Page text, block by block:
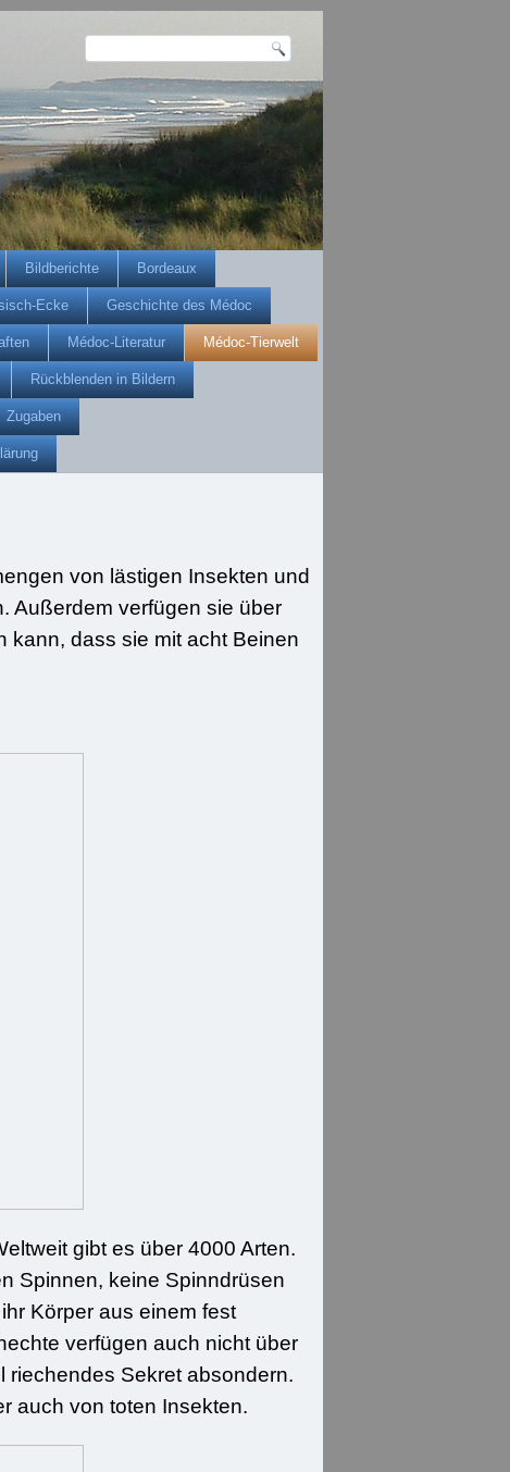
Bildberichte Bordeaux
Ecke Geschichte des Médoc
Médoc-Literatur Médoc-Tierwelt
Rückblenden in Bildern
Zugaben
von lästigen Insekten und
Außerdem verfügen sie über
kann, dass sie mit acht Beinen
gibt es über 4000 Arten.
Spinnen, keine Spinndrüsen
Körper aus einem fest
verfügen auch nicht über
riechendes Sekret absondern.
auch von toten Insekten.